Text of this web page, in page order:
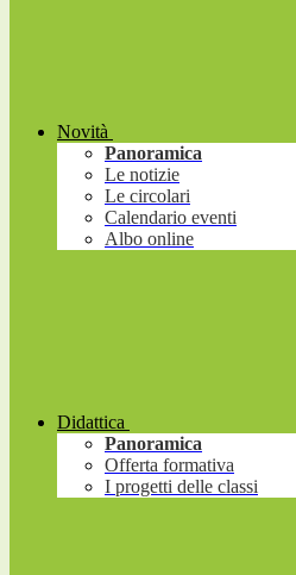
Novità
Panoramica
Le notizie
Le circolari
Calendario eventi
Albo online
Didattica
Panoramica
Offerta formativa
I progetti delle classi